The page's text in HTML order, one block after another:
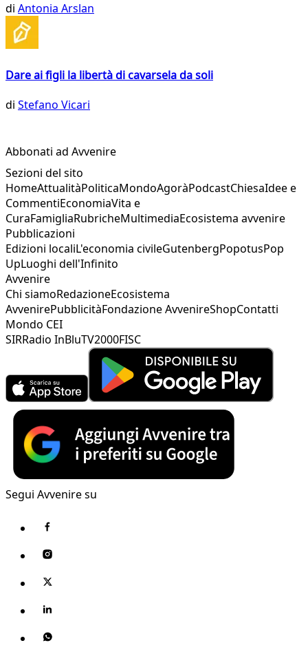
di Antonia Arslan
Dare ai figli la libertà di cavarsela da soli
di Stefano Vicari
Abbonati ad Avvenire
Sezioni del sito
HomeAttualitàPoliticaMondoAgoràPodcastChiesaIdee e
CommentiEconomiaVita e
CuraFamigliaRubricheMultimediaEcosistema avvenire
Pubblicazioni
Edizioni localiL'economia civileGutenbergPopotusPop
UpLuoghi dell'Infinito
Avvenire
Chi siamoRedazioneEcosistema
AvvenirePubblicitàFondazione AvvenireShopContatti
Mondo CEI
SIRRadio InBluTV2000FISC
Segui Avvenire su